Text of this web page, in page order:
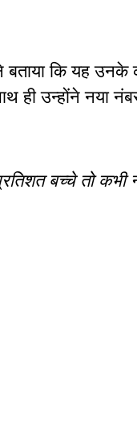
कि यह उनके
ही उन्होंने नया
बच्चे तो कभी